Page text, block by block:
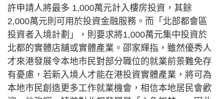
許申請人將最多 1,000萬元計入樓房投資，其餘
2,000萬元則可用於投資金融服務。而「北部都會區
投資者入境計劃」，則要求將1,000萬元集中投資於
北都的實體店舖或實體產業。邵家輝指，雖然優秀人
才來港發展令本地市民對部分職位的就業前景難免存
有憂慮，若新入境人才能在港投資實體產業，將可為
本地市民創造更多工作就業機會，相信本地居民會歡